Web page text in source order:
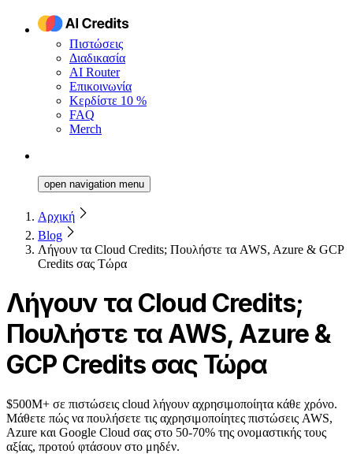
Πιστώσεις
Διαδικασία
AI Router
Επικοινωνία
Κερδίστε 10 %
FAQ
Merch
open navigation menu
Αρχική
Blog
Λήγουν τα Cloud Credits; Πουλήστε τα AWS, Azure & GCP
Credits σας Τώρα
Λήγουν τα Cloud Credits;
Πουλήστε τα AWS, Azure &
GCP Credits σας Τώρα
$500M+ σε πιστώσεις cloud λήγουν αχρησιμοποίητα κάθε χρόνο.
Μάθετε πώς να πουλήσετε τις αχρησιμοποίητες πιστώσεις AWS,
Azure και Google Cloud σας στο 50-70% της ονομαστικής τους
αξίας, προτού φτάσουν στο μηδέν.